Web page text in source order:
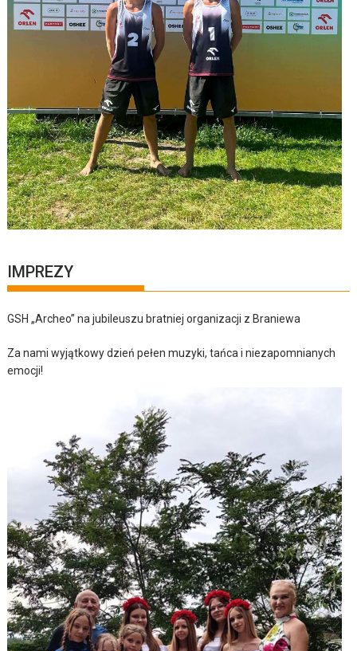
IMPREZY
GSH „Archeo” na jubileuszu bratniej organizacji z Braniewa
Za nami wyjątkowy dzień pełen muzyki, tańca i niezapomnianych
emocji!